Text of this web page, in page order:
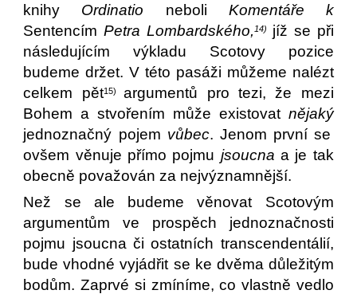
knihy Ordinatio neboli Komentáře k
Sentencím Petra Lombardského, 14)
jíž se při
následujícím výkladu Scotovy pozice
budeme držet. V této pasáži můžeme nalézt
celkem pět15) argumentů pro tezi, že mezi
Bohem a stvořením může existovat nějaký
jednoznačný pojem vůbec. Jenom první se
ovšem věnuje přímo pojmu jsoucna a je tak
obecně považován za nejvýznamnější.
Než se ale budeme věnovat Scotovým
argumentům ve prospěch jednoznačnosti
pojmu jsoucna či ostatních transcendentálií,
bude vhodné vyjádřit se ke dvěma důležitým
bodům. Zaprvé si zmíníme, co vlastně vedlo